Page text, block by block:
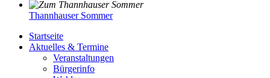
Thannhauser Sommer
Startseite
Aktuelles & Termine
Veranstaltungen
Bürgerinfo